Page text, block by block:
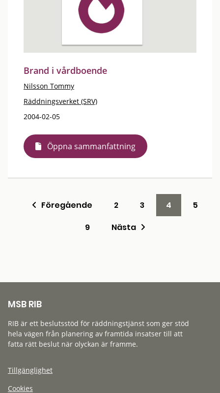
Brand i vårdboende
Nilsson Tommy
Räddningsverket (SRV)
2004-02-05
Öppna sammanfattning
Föregående 2 3 4
5
9
Nästa
MSB RIB
RIB är ett beslutsstöd för räddningstjänst som ger stöd
hela vägen från planering av framtida insatser till att
fatta rätt beslut när olyckan är framme.
Tillgänglighet
Cookies